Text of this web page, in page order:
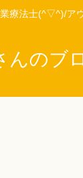
療法士(^▽^)/ア
んのブ